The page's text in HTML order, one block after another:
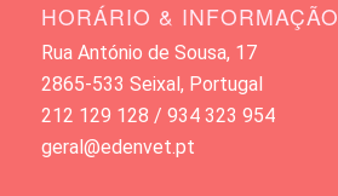
HORÁRIO & INFORMAÇÃO
Rua António de Sousa, 17
2865-533 Seixal, Portugal
212 129 128 / 934 323 954
geral@edenvet.pt